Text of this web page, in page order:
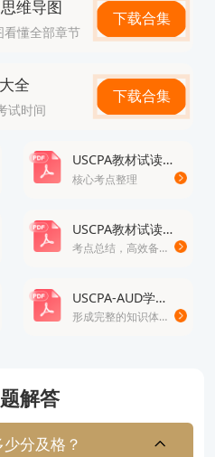
维导图
看懂全部章节
下载合集
全
试时间
下载合集
USCPA教材试读-FAR
核心考点整理
USCPA教材试读-AUD
考点总结，高效备考
USCPA-AUD学习思维导图
形成完整的知识体系，轻松掌握考试重点
解答
分及格？